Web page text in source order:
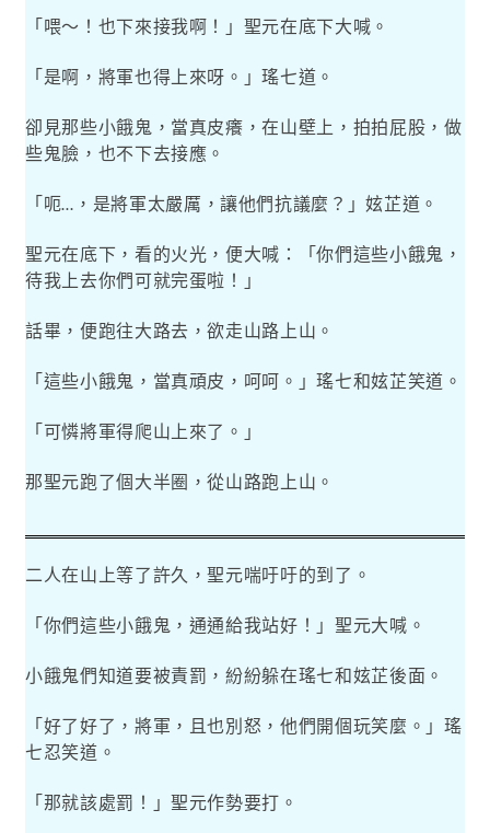
「喂～！也下來接我啊！」聖元在底下大喊。
「是啊，將軍也得上來呀。」瑤七道。
卻見那些小餓鬼，當真皮癢，在山壁上，拍拍屁股，做
些鬼臉，也不下去接應。
「呃… ，是將軍太嚴厲，讓他們抗議麼？」妶芷道。
聖元在底下，看的火光，便大喊：「你們這些小餓鬼，
待我上去你們可就完蛋啦！」
話畢，便跑往大路去，欲走山路上山。
「這些小餓鬼，當真頑皮，呵呵。」瑤七和妶芷笑道。
「可憐將軍得爬山上來了。」
那聖元跑了個大半圈，從山路跑上山。
二人在山上等了許久，聖元喘吁吁的到了。
「你們這些小餓鬼，通通給我站好！」聖元大喊。
小餓鬼們知道要被責罰，紛紛躲在瑤七和妶芷後面。
「好了好了，將軍，且也別怒，他們開個玩笑麼。」瑤
七忍笑道。
「那就該處罰！」聖元作勢要打。